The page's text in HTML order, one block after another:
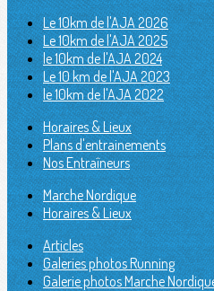
Le 10km de l'AJA 2026
Le 10km de l'AJA 2025
le 10km de l'AJA 2024
Le 10 km de l'AJA 2023
le 10km de l'AJA 2022
Horaires & Lieux
Plans d'entrainements
Nos Entraîneurs
Marche Nordique
Horaires & Lieux
Articles
Galeries photos Running
Galerie photos Marche